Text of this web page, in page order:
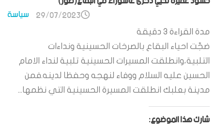
سياسة 29/07/2023
مدة القراءة 3 دقيقة
ضجّت احياء البقاع بالصرخات الحسينية ونداءات
التلبية،وانطلقت المسيرات الحسينية تلبية لنداء الامام
الحسين عليه السلام ووفاء لنهجه وحفظا لدينه.فمن
مدينة بعلبك انطلقت المسيرة الحسينية التي نظمها...
شارك هذا الموضوع: